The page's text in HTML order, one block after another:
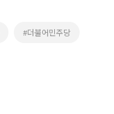
#더불어민주당